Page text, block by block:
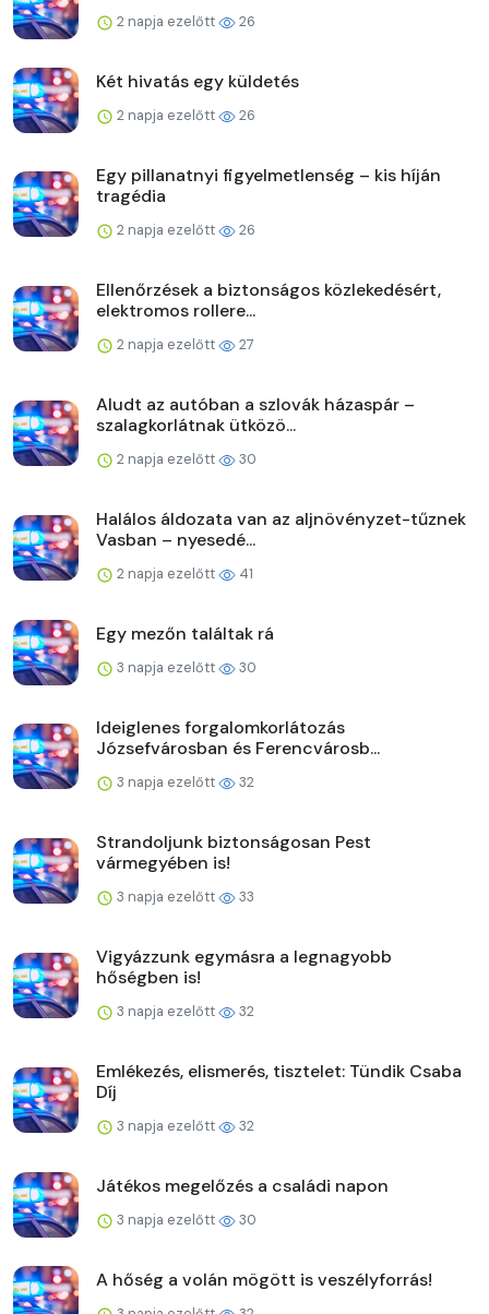
2 napja ezelőtt 26
Két hivatás egy küldetés
2 napja ezelőtt 26
Egy pillanatnyi figyelmetlenség – kis híján
tragédia
2 napja ezelőtt 26
Ellenőrzések a biztonságos közlekedésért,
elektromos rollere...
2 napja ezelőtt 27
Aludt az autóban a szlovák házaspár –
szalagkorlátnak ütközö...
2 napja ezelőtt 30
Halálos áldozata van az aljnövényzet-tűznek
Vasban – nyesedé...
2 napja ezelőtt 41
Egy mezőn találtak rá
3 napja ezelőtt 30
Ideiglenes forgalomkorlátozás
Józsefvárosban és Ferencvárosb...
3 napja ezelőtt 32
Strandoljunk biztonságosan Pest
vármegyében is!
3 napja ezelőtt 33
Vigyázzunk egymásra a legnagyobb
hőségben is!
3 napja ezelőtt 32
Emlékezés, elismerés, tisztelet: Tündik Csaba
Díj
3 napja ezelőtt 32
Játékos megelőzés a családi napon
3 napja ezelőtt 30
A hőség a volán mögött is veszélyforrás!